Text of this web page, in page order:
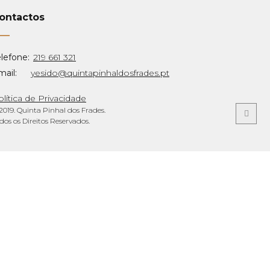
219 661 321
yesido@quintapinhaldosfrades.pt
de Privacidade
Quinta Pinhal dos Frades.
os Direitos Reservados.